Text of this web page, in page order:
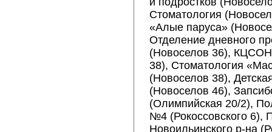
Стоматология
«Алые паруса»
Отделение дневного
(Новоселов 36),
38), Стоматология
(Новоселов 38),
(Новоселов 46),
(Олимпийская 20/2),
№4 (Рокоссовского 6),
Новоильинского р-на